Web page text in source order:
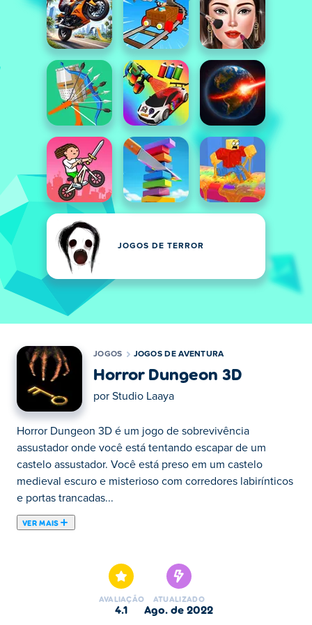
JOGOS DE TERROR
JOGOS JOGOS DE AVENTURA
Horror Dungeon 3D
por Studio Laaya
Horror Dungeon 3D é um jogo de sobrevivência
assustador onde você está tentando escapar de um
castelo assustador. Você está preso em um castelo
medieval escuro e misterioso com corredores labirínticos
e portas trancadas...
VER MAIS
castelo assustador. Você está preso em um castelo
medieval escuro e misterioso com corredores labirínticos
e portas trancadas que podem ser destrancadas com
AVALIAÇÃO
4.1
ATUALIZADO
ago. de 2022